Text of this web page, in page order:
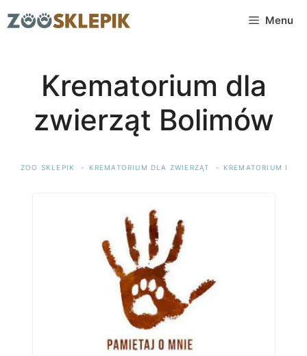
do
Menu
Krematorium dla
zwierząt Bolimów
ZOO SKLEPIK KREMATORIUM DLA ZWIERZĄT KREMATORIUM DLA